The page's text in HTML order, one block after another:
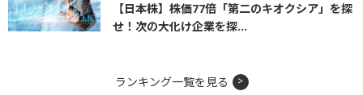
【日本株】株価77倍「第二のキオクシア」を探
せ！次の大化け企業を探...
ランキング一覧を見る